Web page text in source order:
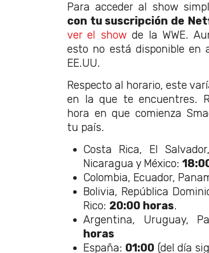
Para acceder al show
con tu suscripción de
ver el showde la WWE.
esto no está disponible en
EE.UU.
Respecto al horario, este
en la que te encuentres.
hora en que comienza
tu país.
Costa Rica, El
Nicaragua y México:
Colombia, Ecuador,
Bolivia, República
Rico: 20:00 horas.
Argentina, Uruguay,
horas
España: 01:00 (del día